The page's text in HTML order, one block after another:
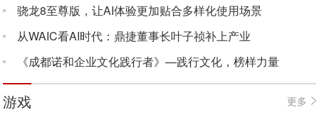
骁龙8至尊版，让AI体验更加贴合多样化使用场景
从WAIC看AI时代：鼎捷董事长叶子祯补上产业
《成都诺和企业文化践行者》—践行文化，榜样力量
游戏 更多